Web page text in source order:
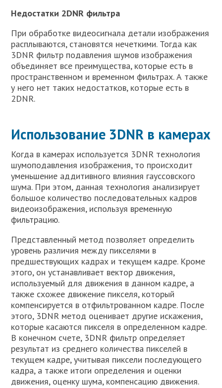
Недостатки 2DNR фильтра
При обработке видеосигнала детали изображения
расплываются, становятся нечеткими. Тогда как
3DNR фильтр подавления шумов изображения
объединяет все преимущества, которые есть в
пространственном и временном фильтрах. А также
у него нет таких недостатков, которые есть в
2DNR.
Использование 3DNR в камерах
Когда в камерах используется 3DNR технология
шумоподавления изображения, то происходит
уменьшение аддитивного влияния гауссовского
шума. При этом, данная технология анализирует
большое количество последовательных кадров
видеоизображения, используя временную
фильтрацию.
Представленный метод позволяет определить
уровень различия между пикселями в
предшествующих кадрах и текущем кадре. Кроме
этого, он устанавливает вектор движения,
используемый для движения в данном кадре, а
также схожее движение пикселя, который
компенсируется в отфильтрованном кадре. После
этого, 3DNR метод оценивает другие искажения,
которые касаются пикселя в определенном кадре.
В конечном счете, 3DNR фильтр определяет
результат из среднего количества пикселей в
текущем кадре, учитывая пиксели последующего
кадра, а также итоги определения и оценки
движения, оценку шума, компенсацию движения.